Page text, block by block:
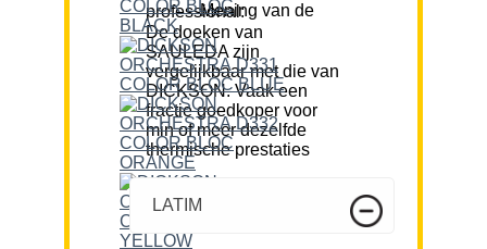
Mening van de professional:
De doeken van
SAULEDA zijn
vergelijkbaar met die van
DICKSON. Vaak een
fractie goedkoper voor
min of meer dezelfde
thermische prestaties
LATIM